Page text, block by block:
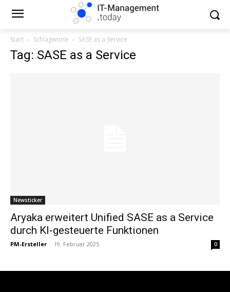
Start Schlagworte SASE as a Service
Tag: SASE as a Service
Newsticker
Aryaka erweitert Unified SASE as a Service
durch KI-gesteuerte Funktionen
PM-Ersteller - 19. Februar 2025 0